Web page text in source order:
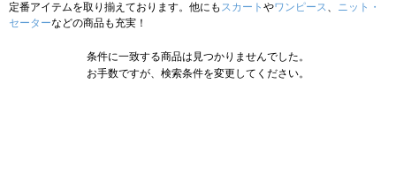
定番アイテムを取り揃えております。他にも スカート やワンピース、 ニット・
セーターなどの商品も充実！
条件に一致する商品は見つかりませんでした。
お手数ですが、検索条件を変更してください。